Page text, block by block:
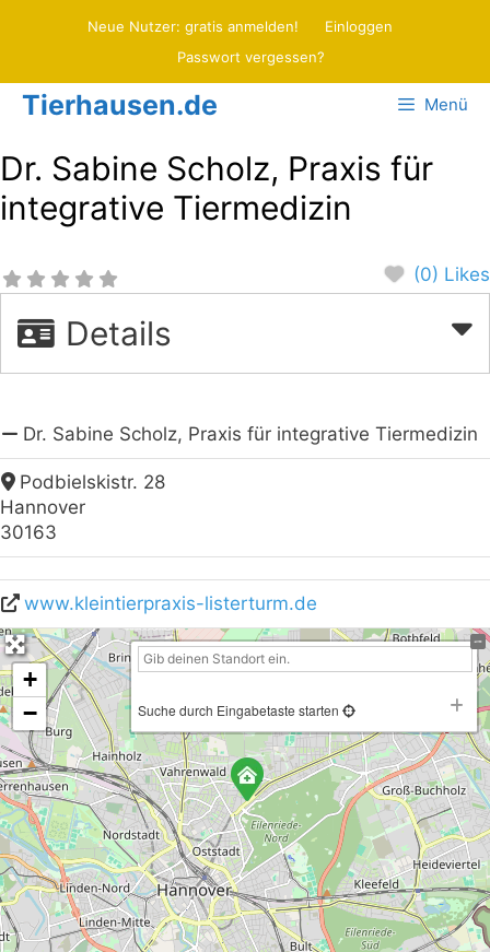
Neue Nutzer: gratis anmelden!
Einloggen
Passwort vergessen?
Tierhausen.de Menü
Dr. Sabine Scholz, Praxis für
integrative Tiermedizin
(0) Likes
Details
Dr. Sabine Scholz, Praxis für integrative Tiermedizin
Podbielskistr. 28
Hannover
30163
www.kleintierpraxis-listerturm.de
+
−
Suche durch Eingabetaste starten